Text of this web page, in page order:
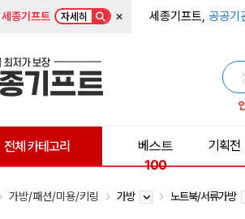
세종기프트 자세히 × 세종기프트, 공공기
전체 카테고리
베스트
100
기획전
가방/패션/미용/키링 가방 노트북/서류가방